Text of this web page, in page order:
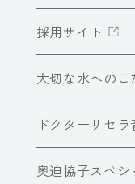
採用サイト
大切な水へのこ
ドクターリセ
奥迫協子スペ